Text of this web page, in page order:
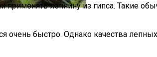
И Как Вырастить Арктическую
применять лепнину из гипса. Такие
очень быстро. Однако качества